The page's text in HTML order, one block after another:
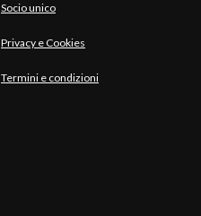
Socio unico
Privacy e Cookies
Termini e condizioni